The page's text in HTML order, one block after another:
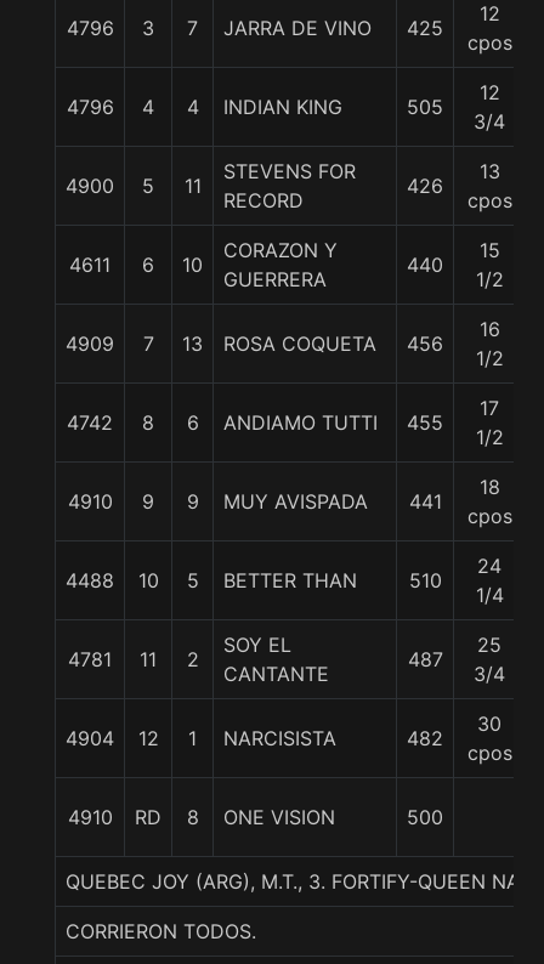
4796 3 7 JARRA DE VINO 425
12
cpos
4796 4 4 INDIAN KING 505
12
3/4
4900 5 11
STEVENS FOR
RECORD
426
13
cpos
4611 6 10
CORAZON Y
GUERRERA
440
15
1/2
4909 7 13 ROSA COQUETA 456
16
1/2
4742 8 6 ANDIAMO TUTTI 455
17
1/2
4910 9 9 MUY AVISPADA 441
18
cpos
4488 10 5 BETTER THAN 510
24
1/4
4781 11 2
SOY EL
CANTANTE
487
25
3/4
4904 12 1 NARCISISTA 482
30
cpos
4910 RD 8 ONE VISION 500
QUEBEC JOY (ARG), M.T., 3. FORTIFY-QUEEN
CORRIERON TODOS.